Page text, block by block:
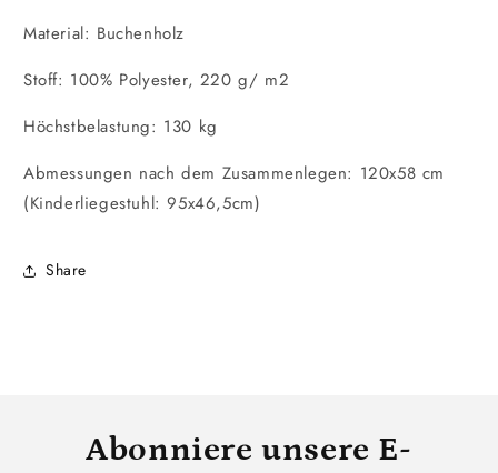
Material: Buchenholz
Stoff: 100% Polyester, 220 g/ m2
Höchstbelastung: 130 kg
Abmessungen nach dem Zusammenlegen: 120x58 cm
(Kinderliegestuhl: 95x46,5cm)
Share
Abonniere unsere E-